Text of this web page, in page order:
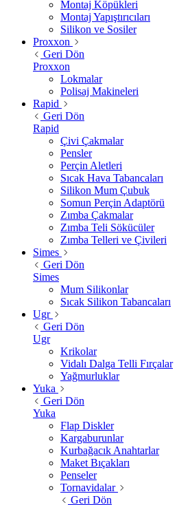
Montaj Köpükleri
Montaj Yapıştırıcıları
Silikon ve Sosiler
Proxxon
Geri Dön
Proxxon
Lokmalar
Polisaj Makineleri
Rapid
Geri Dön
Rapid
Çivi Çakmalar
Pensler
Perçin Aletleri
Sıcak Hava Tabancaları
Silikon Mum Çubuk
Somun Perçin Adaptörü
Zımba Çakmalar
Zımba Teli Sökücüler
Zımba Telleri ve Çivileri
Simes
Geri Dön
Simes
Mum Silikonlar
Sıcak Silikon Tabancaları
Ugr
Geri Dön
Ugr
Krikolar
Vidalı Dalga Telli Fırçalar
Yağmurluklar
Yuka
Geri Dön
Yuka
Flap Diskler
Kargaburunlar
Kurbağacık Anahtarlar
Maket Bıçakları
Penseler
Tornavidalar
Geri Dön